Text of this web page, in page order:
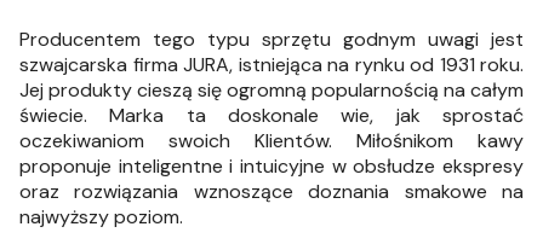
Producentem tego typu sprzętu godnym uwagi jest
szwajcarska firma JURA, istniejąca na rynku od 1931 roku.
Jej produkty cieszą się ogromną popularnością na całym
świecie. Marka ta doskonale wie, jak sprostać
oczekiwaniom swoich Klientów. Miłośnikom kawy
proponuje inteligentne i intuicyjne w obsłudze ekspresy
oraz rozwiązania wznoszące doznania smakowe na
najwyższy poziom.